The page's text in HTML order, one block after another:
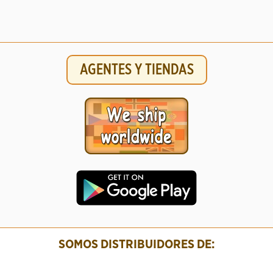
AGENTES Y TIENDAS
SOMOS DISTRIBUIDORES DE: